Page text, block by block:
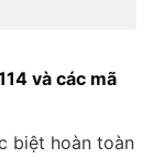
và các mã
biệt hoàn toàn